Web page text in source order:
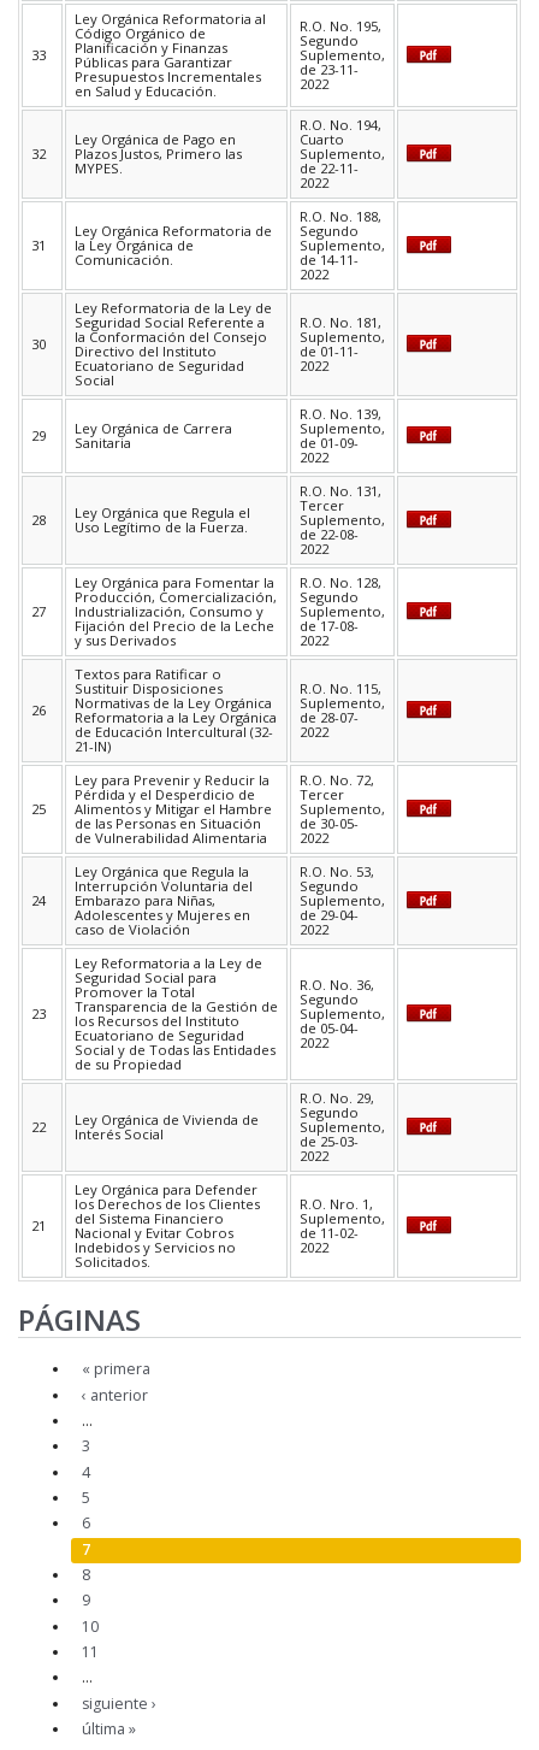
33
Ley Orgánica Reformatoria al
Código Orgánico de
Planificación y Finanzas
Públicas para Garantizar
Presupuestos Incrementales
en Salud y Educación.
R.O. No. 195,
Segundo
Suplemento,
de 23-11-
2022
32
Ley Orgánica de Pago en
Plazos Justos, Primero las
MYPES.
R.O. No. 194,
Cuarto
Suplemento,
de 22-11-
2022
31
Ley Orgánica Reformatoria de
la Ley Orgánica de
Comunicación.
R.O. No. 188,
Segundo
Suplemento,
de 14-11-
2022
30
Ley Reformatoria de la Ley de
Seguridad Social Referente a
la Conformación del Consejo
Directivo del Instituto
Ecuatoriano de Seguridad
Social
R.O. No. 181,
Suplemento,
de 01-11-
2022
29
Ley Orgánica de Carrera
Sanitaria
R.O. No. 139,
Suplemento,
de 01-09-
2022
28
Ley Orgánica que Regula el
Uso Legítimo de la Fuerza.
R.O. No. 131,
Tercer
Suplemento,
de 22-08-
2022
27
Ley Orgánica para Fomentar la
Producción, Comercialización,
Industrialización, Consumo y
Fijación del Precio de la Leche
y sus Derivados
R.O. No. 128,
Segundo
Suplemento,
de 17-08-
2022
26
Textos para Ratificar o
Sustituir Disposiciones
Normativas de la Ley Orgánica
Reformatoria a la Ley Orgánica
de Educación Intercultural (32-
21-IN)
R.O. No. 115,
Suplemento,
de 28-07-
2022
25
Ley para Prevenir y Reducir la
Pérdida y el Desperdicio de
Alimentos y Mitigar el Hambre
de las Personas en Situación
de Vulnerabilidad Alimentaria
R.O. No. 72,
Tercer
Suplemento,
de 30-05-
2022
24
Ley Orgánica que Regula la
Interrupción Voluntaria del
Embarazo para Niñas,
Adolescentes y Mujeres en
caso de Violación
R.O. No. 53,
Segundo
Suplemento,
de 29-04-
2022
23
Ley Reformatoria a la Ley de
Seguridad Social para
Promover la Total
Transparencia de la Gestión de
los Recursos del Instituto
Ecuatoriano de Seguridad
Social y de Todas las Entidades
de su Propiedad
R.O. No. 36,
Segundo
Suplemento,
de 05-04-
2022
22
Ley Orgánica de Vivienda de
Interés Social
R.O. No. 29,
Segundo
Suplemento,
de 25-03-
2022
21
Ley Orgánica para Defender
los Derechos de los Clientes
del Sistema Financiero
Nacional y Evitar Cobros
Indebidos y Servicios no
Solicitados.
R.O. Nro. 1,
Suplemento,
de 11-02-
2022
PÁGINAS
« primera
‹ anterior
…
3
4
5
6
7
8
9
10
11
…
siguiente ›
última »